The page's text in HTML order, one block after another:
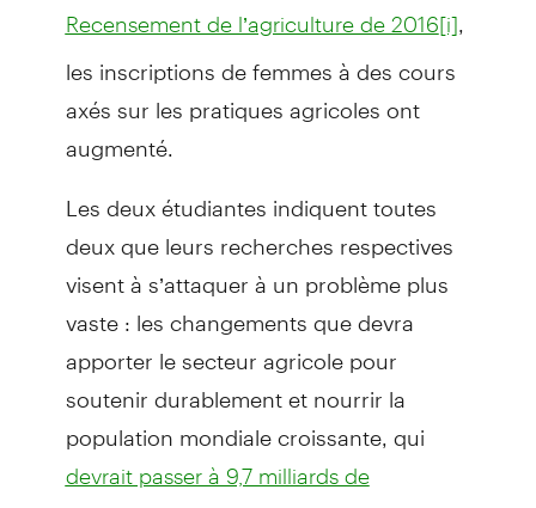
Recensement de l’agriculture de 2016[i]
les inscriptions de femmes à des cours
axés sur les pratiques agricoles ont
augmenté.
Les deux étudiantes indiquent toutes
deux que leurs recherches respectives
visent à s’attaquer à un problème plus
vaste : les changements que devra
apporter le secteur agricole pour
soutenir durablement et nourrir la
population mondiale croissante, qui
devrait passer à 9,7 milliards de